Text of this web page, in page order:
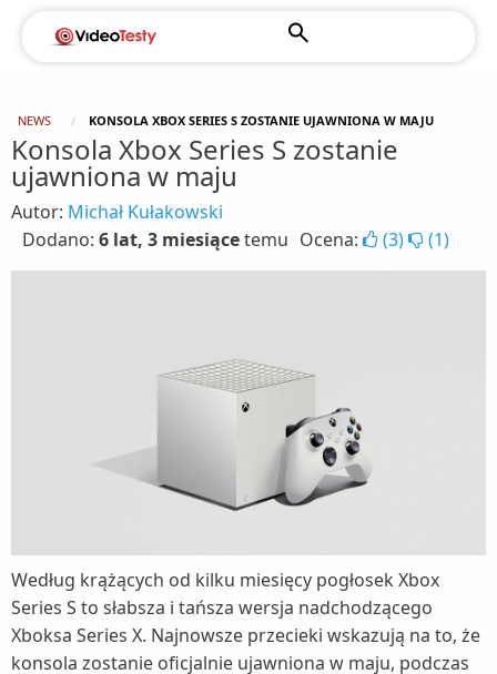
NEWS KONSOLA XBOX SERIES S ZOSTANIE UJAWNIONA W MAJU
Konsola Xbox Series S zostanie
ujawniona w maju
Autor: Michał Kułakowski
Dodano: 6 lat, 3 miesiącetemu Ocena: (3) (1)
Według krążących od kilku miesięcy pogłosek Xbox
Series S to słabsza i tańsza wersja nadchodzącego
Xboksa Series X. Najnowsze przecieki wskazują na to, że
konsola zostanie oficjalnie ujawniona w maju, podczas